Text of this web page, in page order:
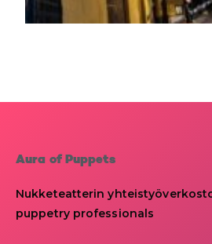
Aura of Puppets
Nukketeatterin
puppetry professionals